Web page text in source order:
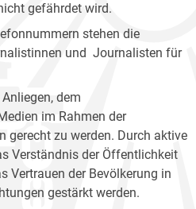
gefährdet wird.
stehen die
und Journalisten für
dem
im Rahmen der
gerecht zu werden. Durch aktive
Verständnis der Öffentlichkeit
Vertrauen der Bevölkerung in
gestärkt werden.